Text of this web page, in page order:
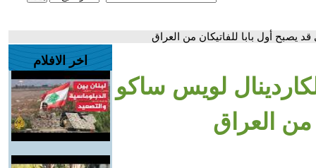
يصبح أول بابا للفاتيكان من العراق
لويس ساكو
من العراق
اخر الافلام